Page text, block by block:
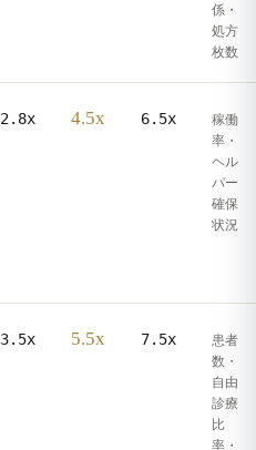
係・
処方
枚数
2.8x 4.5x 6.5x
稼働
率・
ヘル
パー
確保
状況
3.5x 5.5x 7.5x
患者
数・
自由
診療
比
率・